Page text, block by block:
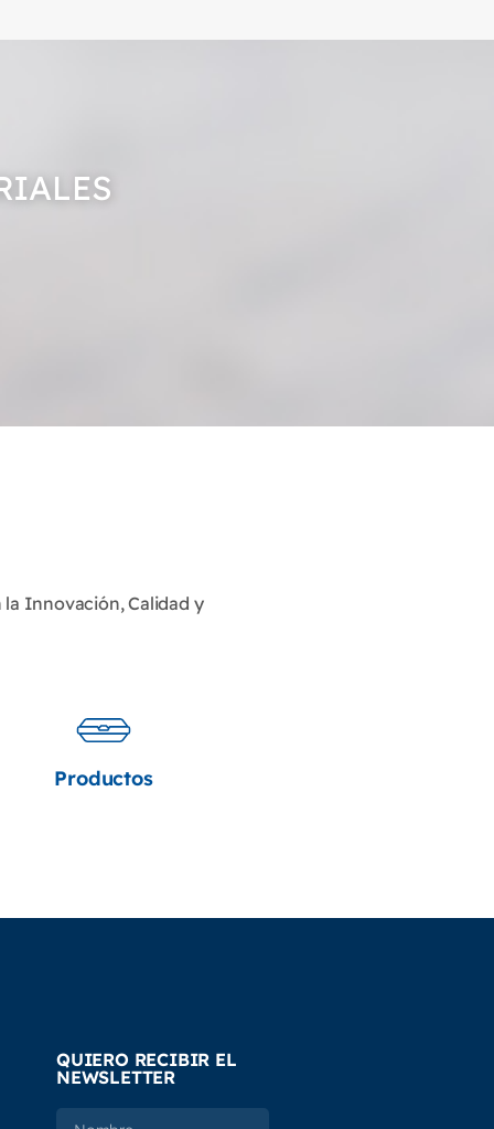
Innovación, Calidad y
Productos
QUIERO RECIBIR EL
NEWSLETTER